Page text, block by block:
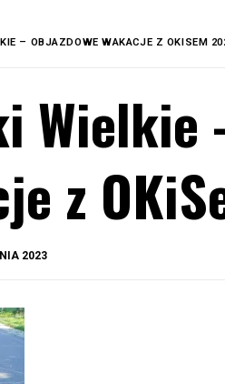
– OBJAZDOWE WAKACJE Z OKISEM
Wielkie
z
2023